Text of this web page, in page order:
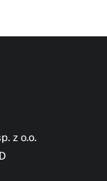
z o.o.